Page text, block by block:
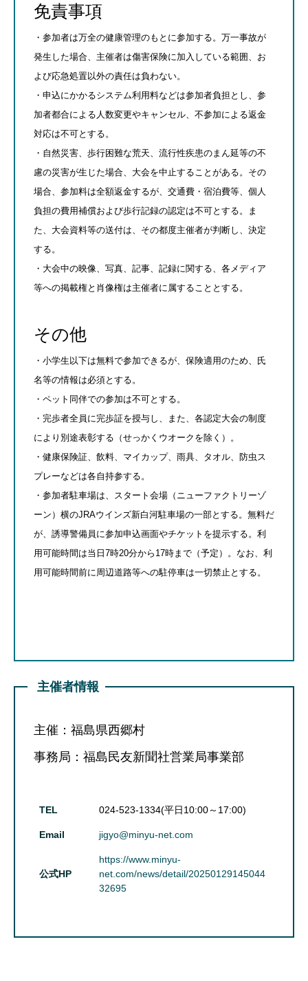
免責事項
・参加者は万全の健康管理のもとに参加する。万一事故が
発生した場合、主催者は傷害保険に加入している範囲、お
よび応急処置以外の責任は負わない。
・申込にかかるシステム利用料などは参加者負担とし、参
加者都合による人数変更やキャンセル、不参加による返金
対応は不可とする。
・自然災害、歩行困難な荒天、流行性疾患のまん延等の不
慮の災害が生じた場合、大会を中止することがある。その
場合、参加料は全額返金するが、交通費・宿泊費等、個人
負担の費用補償および歩行記録の認定は不可とする。ま
た、大会資料等の送付は、その都度主催者が判断し、決定
する。
・大会中の映像、写真、記事、記録に関する、各メディア
等への掲載権と肖像権は主催者に属することとする。
その他
・小学生以下は無料で参加できるが、保険適用のため、氏
名等の情報は必須とする。
・ペット同伴での参加は不可とする。
・完歩者全員に完歩証を授与し、また、各認定大会の制度
により別途表彰する（せっかくウオークを除く）。
・健康保険証、飲料、マイカップ、雨具、タオル、防虫ス
プレーなどは各自持参する。
・参加者駐車場は、スタート会場（ニューファクトリーゾ
ーン）横のJRAウインズ新白河駐車場の一部とする。無料だ
が、誘導警備員に参加申込画面やチケットを提示する。利
用可能時間は当日7時20分から17時まで（予定）。なお、利
用可能時間前に周辺道路等への駐停車は一切禁止とする。
主催者情報
主催：福島県西郷村
事務局：福島民友新聞社営業局事業部
TEL 024-523-1334(平日10:00～17:00)
Email jigyo@minyu-net.com
公式HP
https://www.minyu-
net.com/news/detail/20250129145044
32695